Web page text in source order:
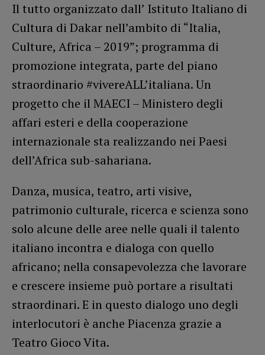
Il tutto organizzato dall’ Istituto Italiano di
Cultura di Dakar nell’ambito di “Italia,
Culture, Africa – 2019”; programma di
promozione integrata, parte del piano
straordinario #vivereALL’italiana. Un
progetto che il MAECI – Ministero degli
affari esteri e della cooperazione
internazionale sta realizzando nei Paesi
dell’Africa sub-sahariana.
Danza, musica, teatro, arti visive,
patrimonio culturale, ricerca e scienza sono
solo alcune delle aree nelle quali il talento
italiano incontra e dialoga con quello
africano; nella consapevolezza che lavorare
e crescere insieme può portare a risultati
straordinari. E in questo dialogo uno degli
interlocutori è anche Piacenza grazie a
Teatro Gioco Vita.